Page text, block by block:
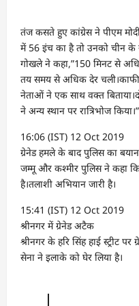
तंज कसते हुए कांग्रेस ने पीएम
में 56 इंच का है तो उनको चीन के
गोखले ने कहा,”150 मिनट से
तय समय से अधिक देर चली।काफी
नेताओं ने एक साथ वक्त
ने अन्य स्थान पर रात्रिभोज किया।”
16:06 (IST) 12 Oct 2019
ग्रेनेड हमले के बाद पुलिस का बयान
जम्मू और कश्मीर पुलिस ने कहा कि
है।तलाशी अभियान जारी है।
15:41 (IST) 12 Oct 2019
श्रीनगर में ग्रेनेड अटैक
श्रीनगर के हरि सिंह हाई स्ट्रीट
सेना ने इलाके को घेर लिया है।